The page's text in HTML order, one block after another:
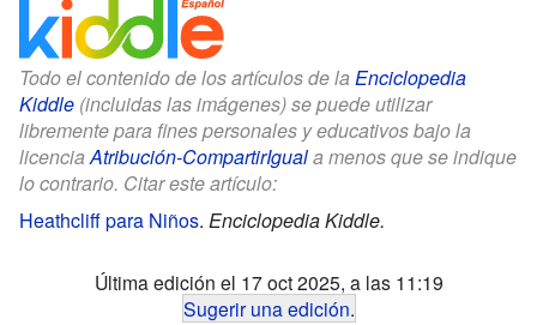
Todo el contenido de los artículos de la Enciclopedia
Kiddle (incluidas las imágenes) se puede utilizar
libremente para fines personales y educativos bajo la
licenciaAtribución-CompartirIguala menos que se indique
lo contrario. Citar este artículo:
Heathcliff para Niños. Enciclopedia Kiddle.
Última edición el 17 oct 2025, a las 11:19
Sugerir una edición.